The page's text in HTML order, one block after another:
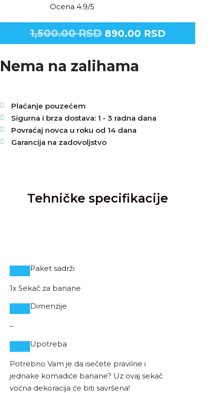
Ocena 4.9/5
1,500.00RSD 890.00 RSD
Nema na zalihama
Plaćanje pouzećem
Sigurna i brza dostava: 1 - 3 radna dana
Povraćaj novca u roku od 14 dana
Garancija na zadovoljstvo
Tehničke specifikacije
Paket sadrži
1x Sekač za banane
Dimenzije
–
Upotreba
Potrebno Vam je da isečete pravilne i
jednake komadiće banane? Uz ovaj sekač
voćna dekoracija će biti savršena!